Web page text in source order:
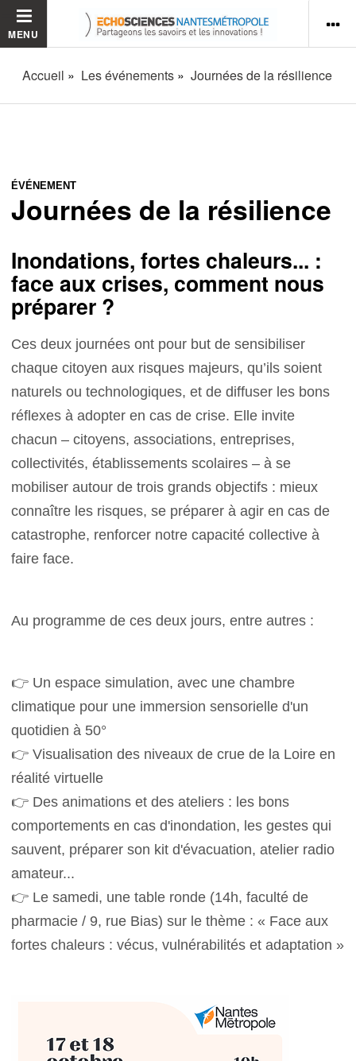
MENU
Accueil Les événements Journées de la résilience
ÉVÉNEMENT
Journées de la résilience
Inondations, fortes chaleurs... :
face aux crises, comment nous
préparer ?
Ces deux journées ont pour but de sensibiliser
chaque citoyen aux risques majeurs, qu’ils soient
naturels ou technologiques, et de diffuser les bons
réflexes à adopter en cas de crise. Elle invite
chacun – citoyens, associations, entreprises,
collectivités, établissements scolaires – à se
mobiliser autour de trois grands objectifs : mieux
connaître les risques, se préparer à agir en cas de
catastrophe, renforcer notre capacité collective à
faire face.
Au programme de ces deux jours, entre autres :
👉 Un espace simulation, avec une chambre
climatique pour une immersion sensorielle d'un
quotidien à 50°
👉 Visualisation des niveaux de crue de la Loire en
réalité virtuelle
👉 Des animations et des ateliers : les bons
comportements en cas d'inondation, les gestes qui
sauvent, préparer son kit d'évacuation, atelier radio
amateur...
👉 Le samedi, une table ronde (14h, faculté de
pharmacie / 9, rue Bias) sur le thème : « Face aux
fortes chaleurs : vécus, vulnérabilités et adaptation »